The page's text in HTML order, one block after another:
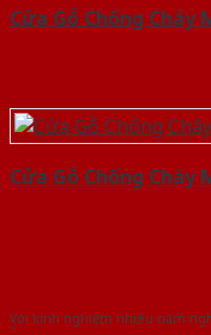
Cửa Gỗ Chống Cháy
Cửa Gỗ Chống Cháy
Với kinh nghiệm nhiêu năm